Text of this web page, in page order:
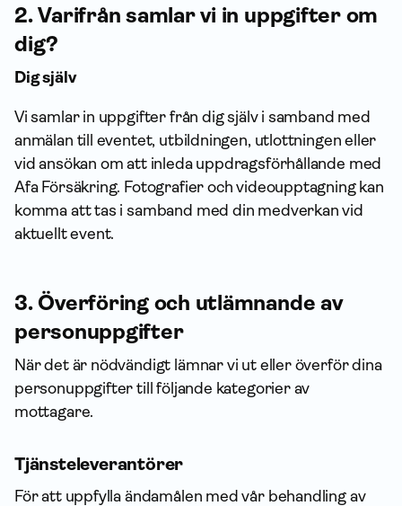
2. Varifrån samlar vi in upp­gifter om
dig?
Dig själv
Vi samlar in upp­gifter från dig själv i samband med
anmälan till eventet, utbildningen, utlottningen eller
vid ansökan om att inleda uppdragsförhållande med
Afa För­säkring. Fotografier och videoupptagning kan
komma att tas i samband med din medverkan vid
aktuellt event.
3. Överföring och utlämnande av
person­uppgifter
När det är nödvändigt lämnar vi ut eller överför dina
person­uppgifter till följande kategorier av
mottagare.
Tjänsteleverantörer
För att uppfylla ändamålen med vår behandling av